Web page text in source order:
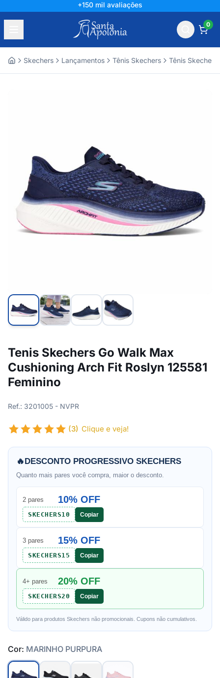
+150 mil avaliações
0
Skechers Lançamentos Tênis Skechers Tênis Skechers
Tenis Skechers Go Walk Max
Cushioning Arch Fit Roslyn 125581
Feminino
Ref.: 3201005 - NVPR
(3) Clique e veja!
🔥DESCONTO PROGRESSIVO SKECHERS
Quanto mais pares você compra, maior o desconto.
2 pares 10% OFF
SKECHERS10 Copiar
3 pares 15% OFF
SKECHERS15 Copiar
4+ pares 20% OFF
SKECHERS20 Copiar
Válido para produtos Skechers não promocionais. Cupons não cumulativos.
Cor: MARINHO PURPURA